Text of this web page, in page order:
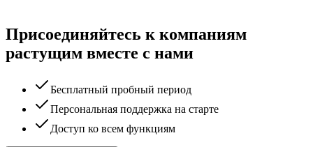
Присоединяйтесь к компаниям
растущим вместе с нами
Бесплатный пробный период
Персональная поддержка на старте
Доступ ко всем функциям